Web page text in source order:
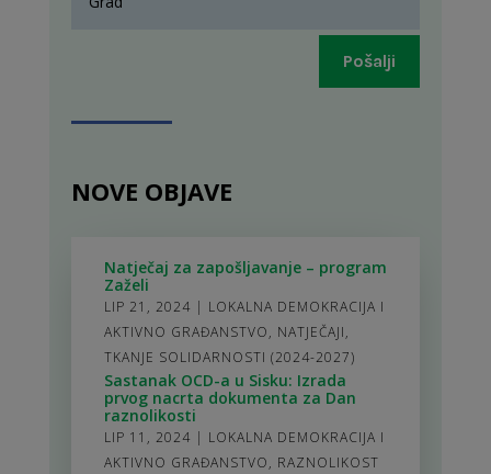
Pošalji
NOVE OBJAVE
Natječaj za zapošljavanje – program
Zaželi
LIP 21, 2024 | LOKALNA DEMOKRACIJA I
AKTIVNO GRAĐANSTVO, NATJEČAJI,
TKANJE SOLIDARNOSTI (2024-2027)
Sastanak OCD-a u Sisku: Izrada
prvog nacrta dokumenta za Dan
raznolikosti
LIP 11, 2024 | LOKALNA DEMOKRACIJA I
AKTIVNO GRAĐANSTVO, RAZNOLIKOST